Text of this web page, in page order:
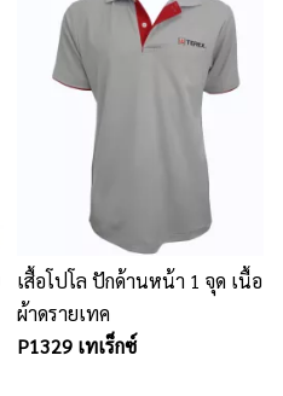
เสื้อโปโล ปักด้านหน้า 1 จุด เนื้อ
ผ้าดรายเทค
P1329 เทเร็กซ์